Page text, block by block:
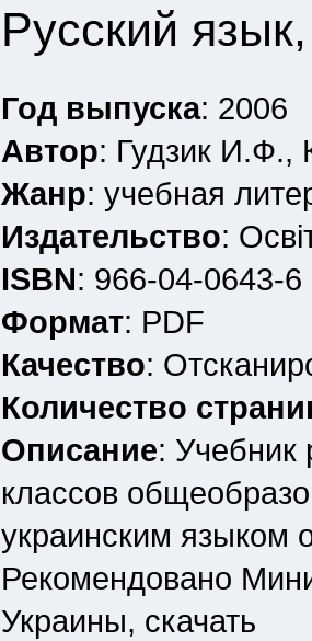
Русский
Год выпуска: 2006
Автор: Гудзик И.Ф.,
Жанр: учебная
Издательство:
ISBN: 966-04-0643-6
Формат: PDF
Качество:
Количество
Описание: Учебник
классов
украинским языком
Рекомендовано
Украины, скачать